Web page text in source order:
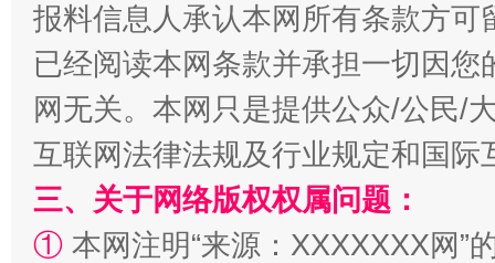
解纷+调解+退费，一次搞定
报料信息人承认本网所有条款方
已经阅读本网条款并承担一切因
网无关。本网只是提供公众/公民/
互联网法律法规及行业规定和国
三、关于网络版权权属问题：
① 本网注明“来源：XXXXXXX网”